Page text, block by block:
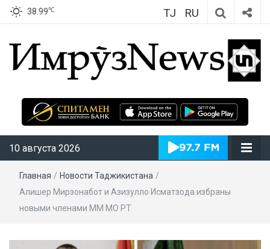
38.99℃ TJ RU
ИмрӯзNews
10 августа 2026
Главная / Новости Таджикистана /
Алишер Мирзонабот и Азизулло Исматзода избраны
новыми членами ММ МО РТ